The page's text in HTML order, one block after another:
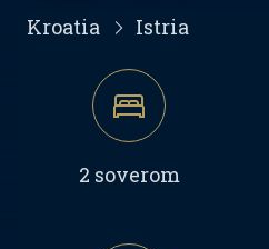
Kroatia Istria
2 soverom